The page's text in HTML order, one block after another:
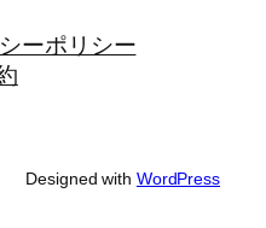
ーポリシー
Designed with WordPress